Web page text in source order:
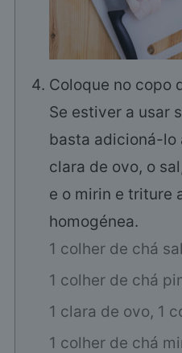
Coloque no copo
Se estiver a usar
basta adicioná-lo
clara de ovo, o
e o mirin e triture
homogénea.
1 colher de chá
1 colher de chá
1 clara de ovo, 1
1 colher de chá